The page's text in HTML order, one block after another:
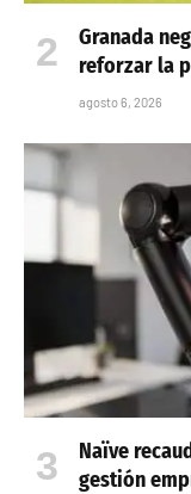
Granada
reforzar la
agosto 6, 2026
Naïve
gestión